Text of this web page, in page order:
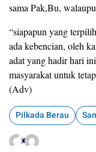
sama Pak,Bu,
“siapapun yang
ada kebencian, oleh
adat yang hadir hari
masyarakat untuk
(Adv)
Pilkada Berau